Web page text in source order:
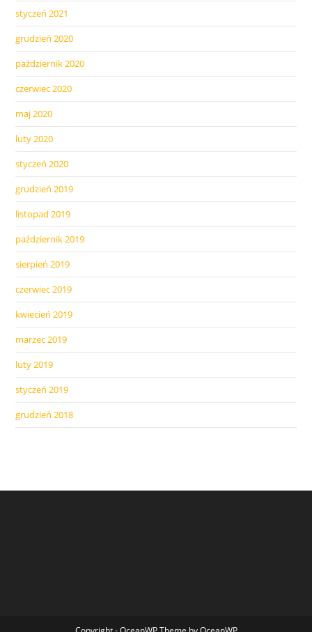
styczeń 2021
grudzień 2020
październik 2020
czerwiec 2020
maj 2020
luty 2020
styczeń 2020
grudzień 2019
listopad 2019
październik 2019
sierpień 2019
czerwiec 2019
kwiecień 2019
marzec 2019
luty 2019
styczeń 2019
grudzień 2018